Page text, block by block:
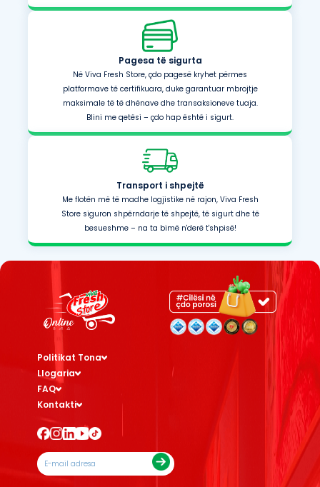
Pagesa të sigurta
Në Viva Fresh Store, çdo pagesë kryhet përmes
platformave të certifikuara, duke garantuar mbrojtje
maksimale të të dhënave dhe transaksioneve tuaja.
Blini me qetësi – çdo hap është i sigurt.
Transport i shpejtë
Me flotën më të madhe logjistike në rajon, Viva Fresh
Store siguron shpërndarje të shpejtë, të sigurt dhe të
besueshme – na ta bimë n'derë t'shpisë!
Politikat Tona
Llogaria
FAQ
Kontakti